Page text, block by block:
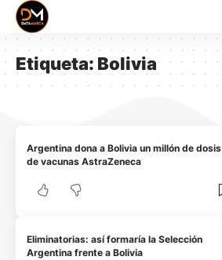
Etiqueta: Bolivia
Argentina dona a Bolivia un millón de dosis
de vacunas AstraZeneca
Eliminatorias: así formaría la Selección
Argentina frente a Bolivia